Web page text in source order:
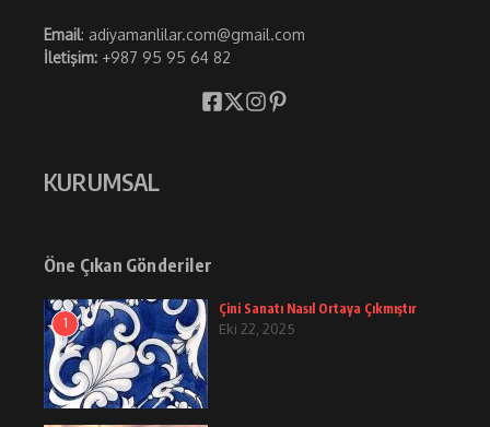
Email: adiyamanlilar.com@gmail.com
İletişim: +987 95 95 64 82
KURUMSAL
Öne Çıkan Gönderiler
1
Çini Sanatı Nasıl Ortaya Çıkmıştır
Eki 22, 2025